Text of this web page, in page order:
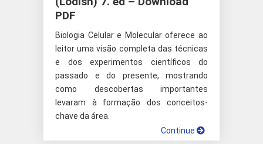
PDF
Biologia Celular e Molecular oferece ao
leitor uma visão completa das técnicas
e dos experimentos científicos do
passado e do presente, mostrando
como descobertas importantes
levaram à formação dos conceitos-
chave da área.
Continue